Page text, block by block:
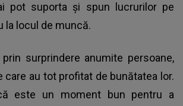
pot suporta și spun lucrurilor pe
la locul de muncă.
surprindere anumite persoane,
care au tot profitat de bunătatea lor.
este un moment bun pentru a